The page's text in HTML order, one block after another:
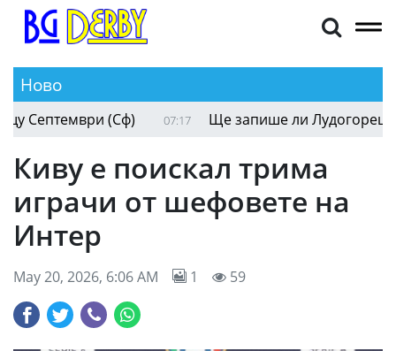
Ново
07:28 Окриленият ЦСКА трябва да внимава срещу
Киву е поискал трима
играчи от шефовете на
Интер
May 20, 2026, 6:06 AM 1 59